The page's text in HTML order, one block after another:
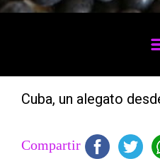
Cuba, un alegato
Compartir